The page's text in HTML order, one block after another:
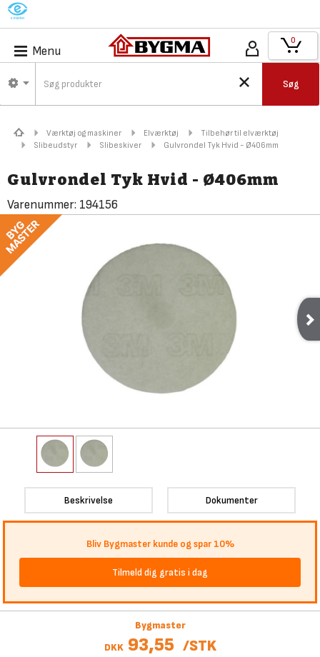
M
Menu
Søg
0
Værktøj og maskiner Elværktøj
Tilbehør til elværktøj
Slibeudstyr
Slibeskiver Gulvrondel Tyk Hvid - Ø406mm
Gulvrondel Tyk Hvid - Ø406mm
Varenummer: 194156
Beskrivelse Dokumenter
Bliv Bygmaster kunde og spar 10%
Tilmeld dig gratis i dag
Bygmaster
DKK 93,55 /STK